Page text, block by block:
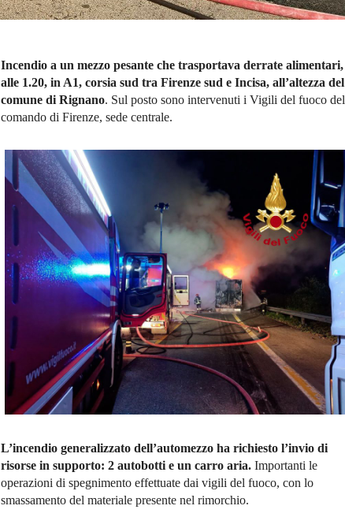
Incendio a un mezzo pesante che trasportava derrate alimentari,
alle 1.20, in A1, corsia sud tra Firenze sud e Incisa, all’altezza del
comune di Rignano. Sul posto sono intervenuti i Vigili del fuoco del
comando di Firenze, sede centrale.
L’incendio generalizzato dell’automezzo ha richiesto l’invio di
risorse in supporto: 2 autobotti e un carro aria. Importanti le
operazioni di spegnimento effettuate dai vigili del fuoco, con lo
smassamento del materiale presente nel rimorchio.